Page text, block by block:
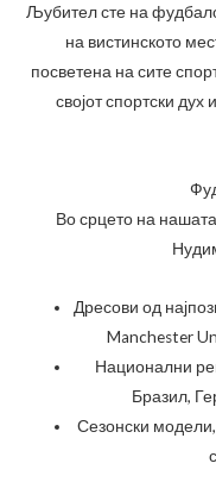
Љубител сте на
на вистинското
посветена на сите
својот спортски
Во срцето на
Дресови од
Manchester
Национални
Бразил,
Сезонски